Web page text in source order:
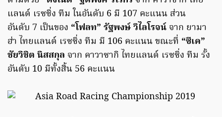
แลนด์ เรซซิ่ง ทีม ในอันดับ 6 มี 107 คะแนน ส่วน
อันดับ 7 เป็นของ “โฟลท” รัฐพงษ์ วิไลโรจน์ จาก ยามา
ฮ่า ไทยแลนด์ เรซซิ่ง ทีม มี 106 คะแนน ขณะที่ “ซีเค”
ชัยวิชิต นิสสกุล จาก คาวาซากิ ไทยแลนด์ เรซซิ่ง ทีม รั้ง
อันดับ 10 มีทั้งสิ้น 56 คะแนน